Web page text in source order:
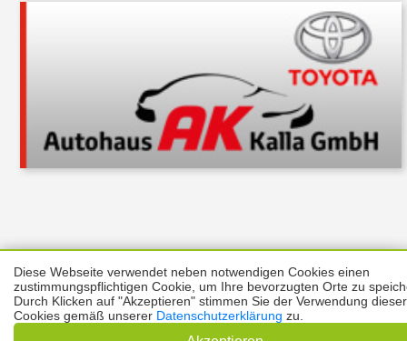
Über uns Thema melden ABO Unterstützung
Datenschutz
Impressum
Diese Webseite verwendet neben notwendigen Cookies einen
zustimmungspflichtigen Cookie, um Ihre bevorzugten Orte zu
Durch Klicken auf "Akzeptieren" stimmen Sie der Verwendung dieser
Cookies gemäß unserer Datenschutzerklärung zu.